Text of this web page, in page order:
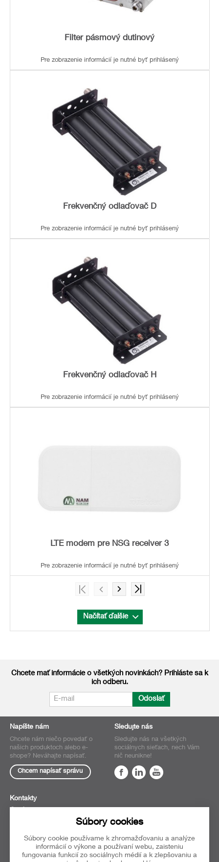
Filter pásmový dutinový
Pre zobrazenie informácií je nutné byť prihlásený
Frekvenčný odlaďovač D
Pre zobrazenie informácií je nutné byť prihlásený
Frekvenčný odlaďovač H
Pre zobrazenie informácií je nutné byť prihlásený
LTE modem pre NSG receiver 3
Pre zobrazenie informácií je nutné byť prihlásený
Načítať ďalšie
Chcete mať informácie o všetkých novinkách? Prihláste sa k
ich odberu.
Odoslať
Napíšte nám
Chcete nám niečo povedať o
našich produktoch alebo e-
shope? Neváhajte napísať.
Chcem napísať správu
Sledujte nás
Sledujte nás na všetkých
sociálnych sieťach, nech Vám
nič neunikne!
Kontakty
Oblúbené
Súbory cookies
Súbory cookie používame k zhromažďovaniu a analýze
informácií o výkone a používaní webu, zaisteniu
fungovania funkcií zo sociálnych médií a k zlepšovaniu a